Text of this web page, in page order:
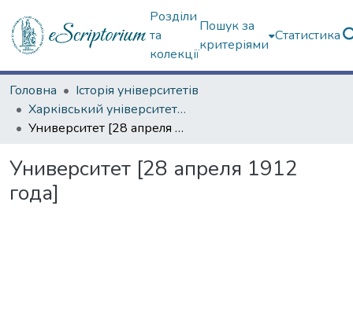
Розділи
та
колекції
Пошук за
критеріями
Статистика
Головна
Історія університетів
Харківський університет (сторінками періодичних видань)
Университет [28 апреля 1912 года]
Университет [28 апреля 1912
года]